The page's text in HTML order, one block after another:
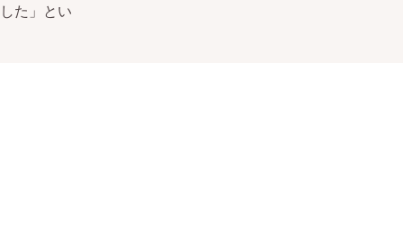
た」とい